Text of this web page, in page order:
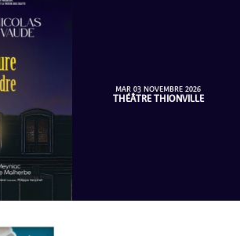
MAR 03 NOVEMBRE 2026
THÉÂTRE THIONVILLE